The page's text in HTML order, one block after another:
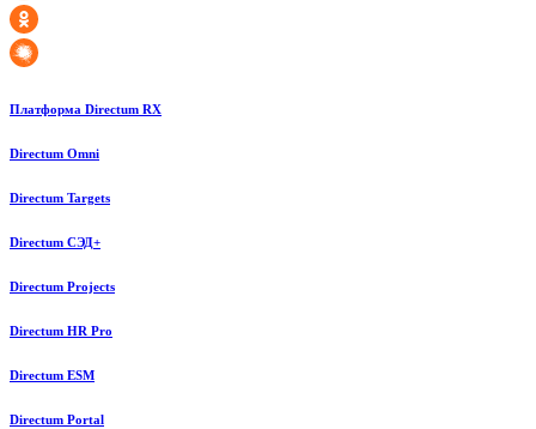
Платформа Directum RX
Directum Omni
Directum Targets
Directum СЭД+
Directum Projects
Directum HR Pro
Directum ESM
Directum Portal